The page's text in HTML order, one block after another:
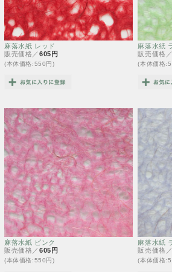
麻落水紙 レッド
販売価格／605円
(本体価格:550円)
麻落水紙
販売価格
(本体価格
麻落水紙 ピンク
販売価格／605円
(本体価格:550円)
麻落水紙
販売価格
(本体価格